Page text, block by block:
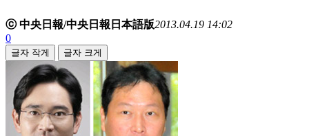
ⓒ 中央日報/中央日報日本語版2013.04.19 14:02
0
글자 작게 글자 크게